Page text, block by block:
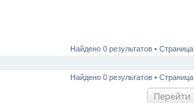
Найдено 0 результатов • Страница
Найдено 0 результатов • Страница
Перейти